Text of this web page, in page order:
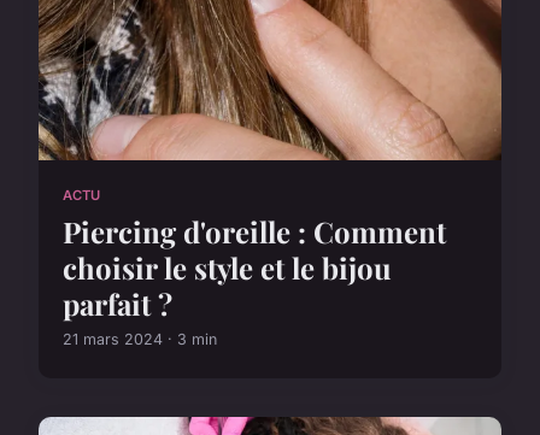
ACTU
Piercing d'oreille : Comment
choisir le style et le bijou
parfait ?
21 mars 2024 · 3 min